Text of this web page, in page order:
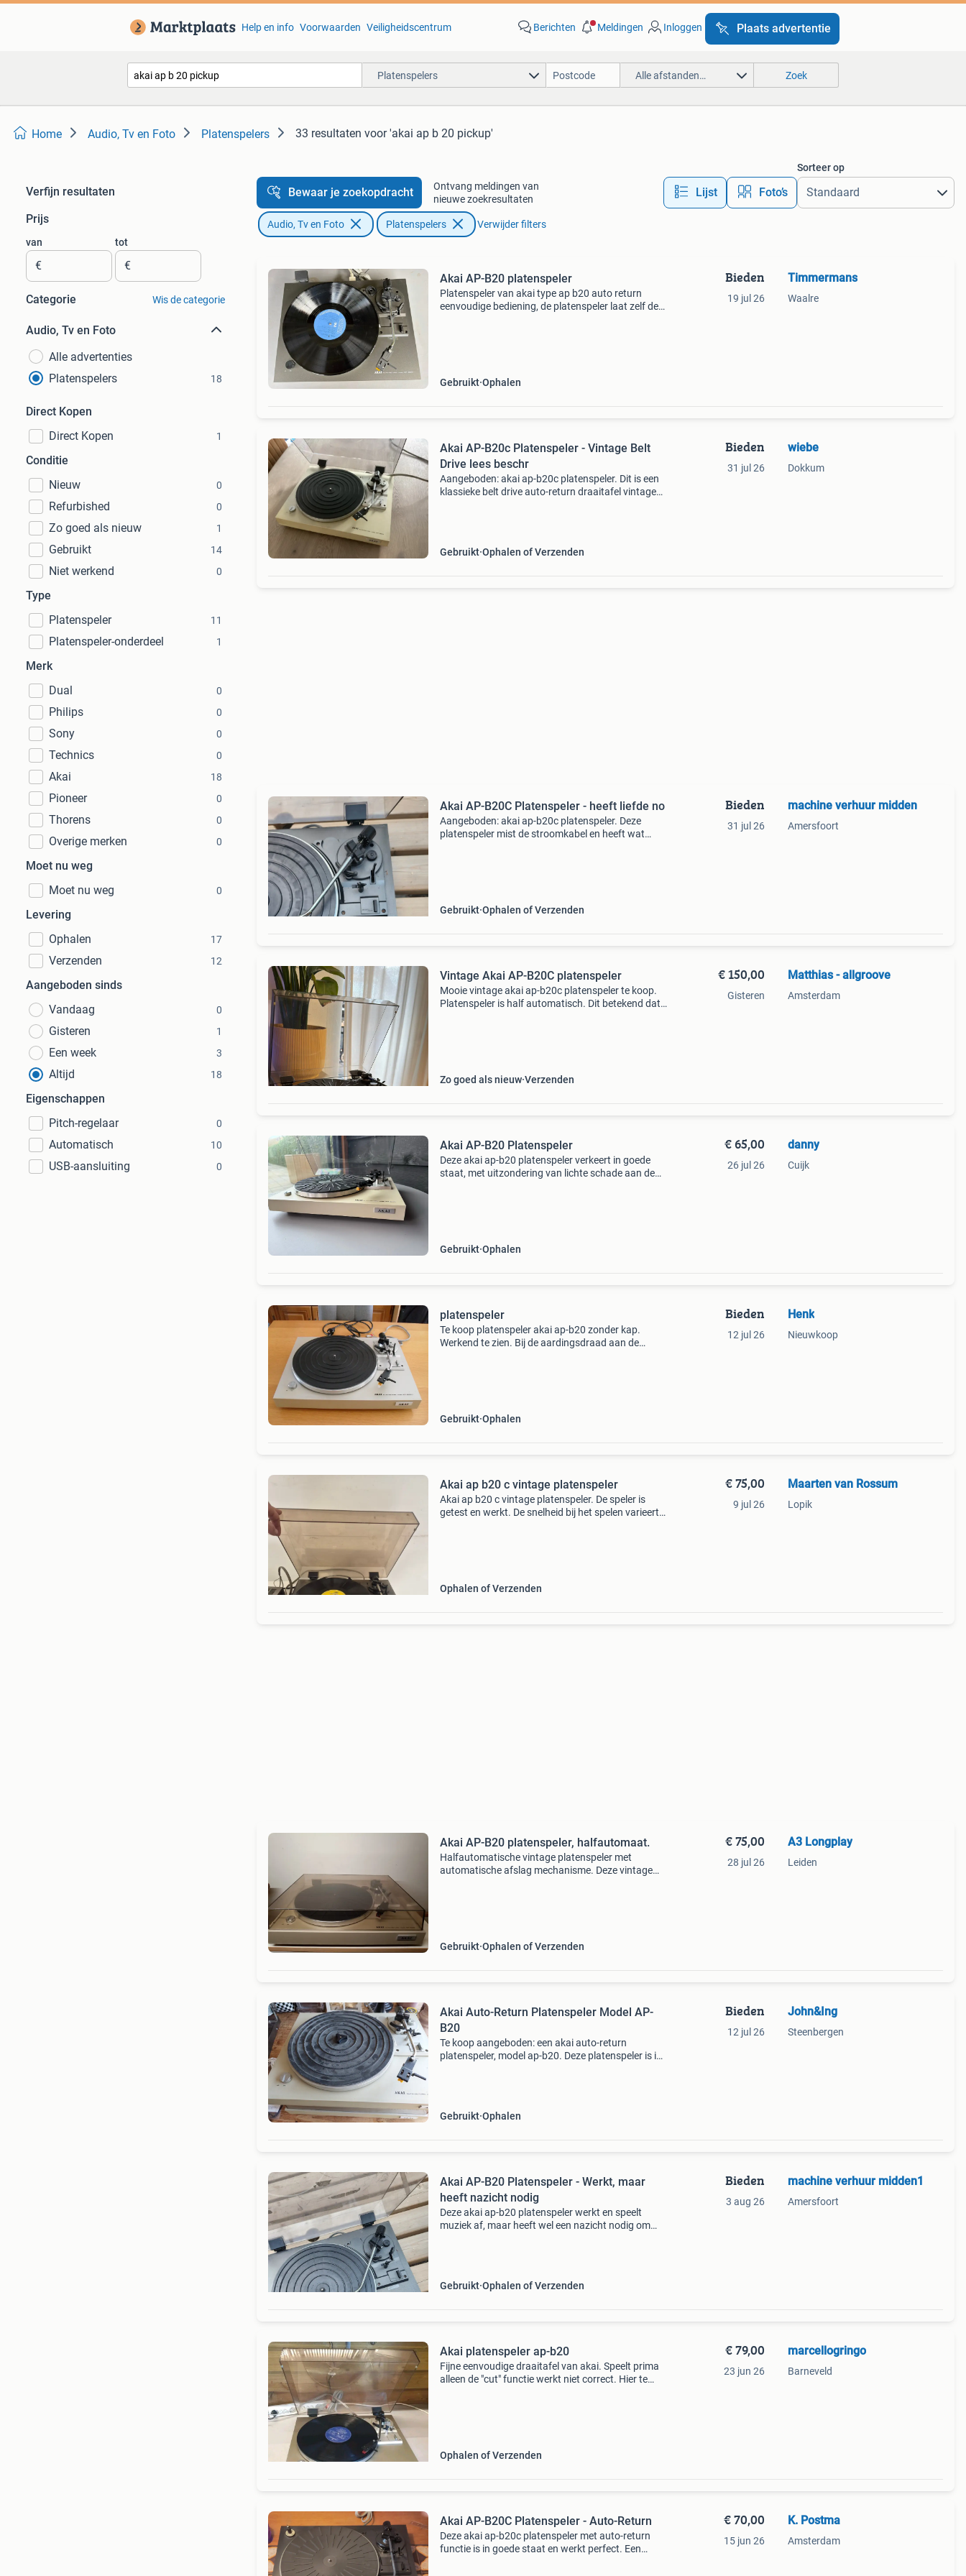
Help en info Voorwaarden Veiligheidscentrum Berichten Meldingen Inloggen Plaats advertentie
Platenspelers Alle afstanden… Zoek
Home Audio, Tv en Foto Platenspelers 33 resultaten voor 'akai ap b 20 pickup'
Verfijn resultaten
Prijs
van
€
tot
€
Categorie Wis de categorie
Audio, Tv en Foto
Alle advertenties
Platenspelers
18
Direct Kopen
Direct Kopen
1
Conditie
Nieuw
0
Refurbished 0
Zo goed als nieuw 1
Gebruikt 14
Niet werkend 0
Type
Platenspeler
11
Platenspeler-onderdeel 1
Merk
Dual
0
Philips 0
Sony 0
Technics 0
Akai 18
Pioneer 0
Thorens 0
Overige merken 0
Moet nu weg
Moet nu weg
0
Levering
Ophalen
17
Verzenden 12
Aangeboden sinds
Vandaag
0
Gisteren 1
Een week 3
Altijd 18
Eigenschappen
Pitch-regelaar
0
Automatisch 10
USB-aansluiting 0
Bewaar je zoekopdracht
Ontvang meldingen van
nieuwe zoekresultaten
Lijst Foto’s
Sorteer op
Audio, Tv en Foto Platenspelers Verwijder filters
Akai AP-B20 platenspeler
Platenspeler van akai type ap b20 auto return
eenvoudige bediening, de platenspeler laat zelf de
Gebruikt Ophalen
Bieden
19 jul 26
Timmermans
Waalre
Akai AP-B20c Platenspeler - Vintage Belt
Drive lees beschr
Aangeboden: akai ap-b20c platenspeler. Dit is een
klassieke belt drive auto-return draaitafel vintage
Gebruikt Ophalen of Verzenden
Bieden
31 jul 26
wiebe
Dokkum
Akai AP-B20C Platenspeler - heeft liefde no
Aangeboden: akai ap-b20c platenspeler. Deze
platenspeler mist de stroomkabel en heeft wat
Gebruikt Ophalen of Verzenden
Bieden
31 jul 26
machine verhuur midden
Amersfoort
Vintage Akai AP-B20C platenspeler
Mooie vintage akai ap-b20c platenspeler te koop.
Platenspeler is half automatisch. Dit betekend dat
Zo goed als nieuw Verzenden
€ 150,00
Gisteren
Matthias - allgroove
Amsterdam
Akai AP-B20 Platenspeler
Deze akai ap-b20 platenspeler verkeert in goede
staat, met uitzondering van lichte schade aan de
Gebruikt Ophalen
€ 65,00
26 jul 26
danny
Cuijk
platenspeler
Te koop platenspeler akai ap-b20 zonder kap.
Werkend te zien. Bij de aardingsdraad aan de
Gebruikt Ophalen
Bieden
12 jul 26
Henk
Nieuwkoop
Akai ap b20 c vintage platenspeler
Akai ap b20 c vintage platenspeler. De speler is
getest en werkt. De snelheid bij het spelen varieert
Ophalen of Verzenden
€ 75,00
9 jul 26
Maarten van Rossum
Lopik
Akai AP-B20 platenspeler, halfautomaat.
Halfautomatische vintage platenspeler met
automatische afslag mechanisme. Deze vintage
Gebruikt Ophalen of Verzenden
€ 75,00
28 jul 26
A3 Longplay
Leiden
Akai Auto-Return Platenspeler Model AP-
B20
Te koop aangeboden: een akai auto-return
platenspeler, model ap-b20. Deze platenspeler is in
Gebruikt Ophalen
Bieden
12 jul 26
John&Ing
Steenbergen
Akai AP-B20 Platenspeler - Werkt, maar
heeft nazicht nodig
Deze akai ap-b20 platenspeler werkt en speelt
muziek af, maar heeft wel een nazicht nodig om
Gebruikt Ophalen of Verzenden
Bieden
3 aug 26
machine verhuur midden1
Amersfoort
Akai platenspeler ap-b20
Fijne eenvoudige draaitafel van akai. Speelt prima
alleen de "cut" functie werkt niet correct. Hier te
Ophalen of Verzenden
€ 79,00
23 jun 26
marcellogringo
Barneveld
Akai AP-B20C Platenspeler - Auto-Return
Deze akai ap-b20c platenspeler met auto-return
functie is in goede staat en werkt perfect. Een
€ 70,00
15 jun 26
K. Postma
Amsterdam